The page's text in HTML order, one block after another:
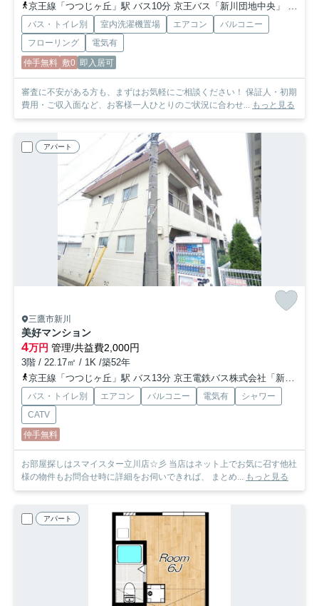
京王線「つつじヶ丘」駅 バス10分 京王バス「新川団地中央」 停歩9分
バス・トイレ別 室内洗濯機置場 エアコン
バルコニー
フローリング
電気有
仲手無料 敷0 即入居可
審査に不安がある方も、まずはお気軽にご相談ください！ 保証人・初期
費用・ご収入面など、お客様一人ひとりのご状況に合わせ... もっと見る
アパート
三鷹市新川
美好マンション
4万円 管理/共益費2,000円
3階 / 22.17㎡ / 1K /築52年
京王線「つつじヶ丘」駅 バス13分 京王電鉄バス株式会社「新川本町」 停歩4分
バス・トイレ別 エアコン バルコニー 電気有
シャワー
CATV
仲手無料
お部屋探しはスマイスター立川店☆彡 当店はネット上でお気に召す他社
様の物件もお問合せ時に詳細をお伺いできれば、 まとめ... もっと見る
アパート